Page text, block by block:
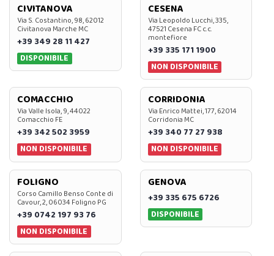
CIVITANOVA
Via S. Costantino, 98, 62012
Civitanova Marche MC
+39 349 28 11 427
DISPONIBILE
CESENA
Via Leopoldo Lucchi, 335,
47521 Cesena FC c.c.
montefiore
+39 335 171 1900
NON DISPONIBILE
COMACCHIO
Via Valle Isola, 9, 44022
Comacchio FE
+39 342 502 3959
NON DISPONIBILE
CORRIDONIA
Via Enrico Mattei, 177, 62014
Corridonia MC
+39 340 77 27 938
NON DISPONIBILE
FOLIGNO
Corso Camillo Benso Conte di
Cavour, 2, 06034 Foligno PG
+39 0742 197 93 76
NON DISPONIBILE
GENOVA
+39 335 675 6726
DISPONIBILE